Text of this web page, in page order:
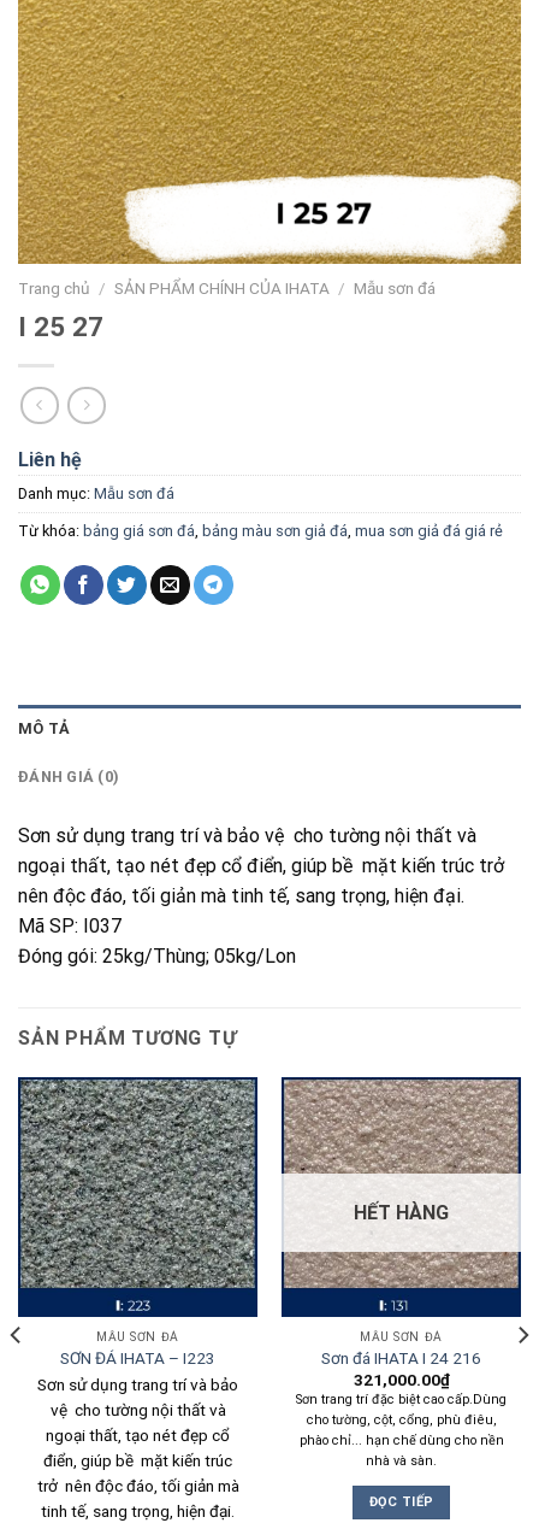
Trang chủ / SẢN PHẨM CHÍNH CỦA IHATA / Mẫu sơn đá
I 25 27
Liên hệ
Danh mục: Mẫu sơn đá
Từ khóa: bảng giá sơn đá bảng màu sơn giả đá mua sơn giả đá giá rẻ
MÔ TẢ
ĐÁNH GIÁ (0)
Sơn sử dụng trang trí và bảo vệ cho tường nội thất và
ngoại thất, tạo nét đẹp cổ điển, giúp bề mặt kiến trúc trở
nên độc đáo, tối giản mà tinh tế, sang trọng, hiện đại.
Mã SP: I037
Đóng gói: 25kg/Thùng; 05kg/Lon
SẢN PHẨM TƯƠNG TỰ
MẪU SƠN ĐÁ
SƠN ĐÁ IHATA – I223
Sơn sử dụng trang trí và bảo
vệ cho tường nội thất và
ngoại thất, tạo nét đẹp cổ
điển, giúp bề mặt kiến trúc
trở nên độc đáo, tối giản mà
tinh tế, sang trọng, hiện đại.
HẾT HÀNG
MẪU SƠN ĐÁ
Sơn đá IHATA I 24 216
321,000.00₫
Sơn trang trí đặc biệt cao cấp.Dùng
cho tường, cột, cổng, phù điêu,
phào chỉ... hạn chế dùng cho nền
nhà và sàn.
ĐỌC TIẾP